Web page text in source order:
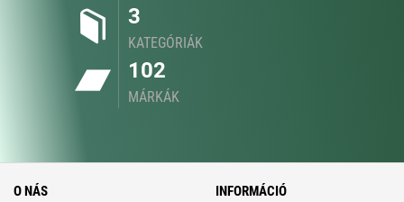
3
KATEGÓRIÁK
102
MÁRKÁK
O NÁS INFORMÁCIÓ